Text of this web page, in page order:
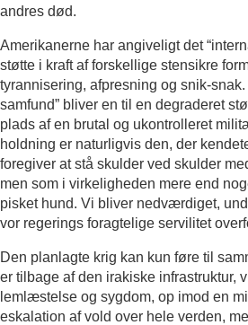
andres død.
Amerikanerne har angiveligt det
støtte i kraft af forskellige stensikre
tyrannisering, afpresning og snik-
samfund” bliver en til en degraderet
plads af en brutal og ukontrolleret
holdning er naturligvis den, der
foregiver at stå skulder ved skulder
men som i virkeligheden mere end
pisket hund. Vi bliver nedværdiget,
vor regerings foragtelige servilitet
Den planlagte krig kan kun føre til
er tilbage af den irakiske infrastruktur,
lemlæstelse og sygdom, op imod en
eskalation af vold over hele verden,